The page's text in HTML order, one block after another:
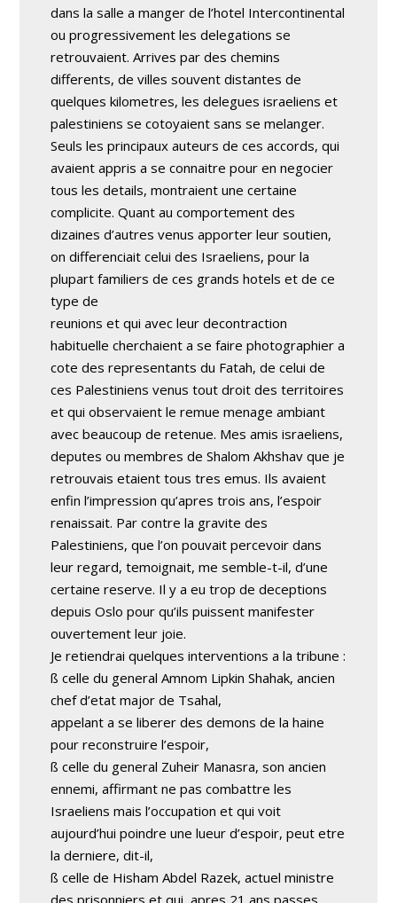
dans la salle a manger de l’hotel Intercontinental
ou progressivement les delegations se
retrouvaient. Arrives par des chemins
differents, de villes souvent distantes de
quelques kilometres, les delegues israeliens et
palestiniens se cotoyaient sans se melanger.
Seuls les principaux auteurs de ces accords, qui
avaient appris a se connaitre pour en negocier
tous les details, montraient une certaine
complicite. Quant au comportement des
dizaines d’autres venus apporter leur soutien,
on differenciait celui des Israeliens, pour la
plupart familiers de ces grands hotels et de ce
type de
reunions et qui avec leur decontraction
habituelle cherchaient a se faire photographier a
cote des representants du Fatah, de celui de
ces Palestiniens venus tout droit des territoires
et qui observaient le remue menage ambiant
avec beaucoup de retenue. Mes amis israeliens,
deputes ou membres de Shalom Akhshav que je
retrouvais etaient tous tres emus. Ils avaient
enfin l’impression qu’apres trois ans, l’espoir
renaissait. Par contre la gravite des
Palestiniens, que l’on pouvait percevoir dans
leur regard, temoignait, me semble-t-il, d’une
certaine reserve. Il y a eu trop de deceptions
depuis Oslo pour qu’ils puissent manifester
ouvertement leur joie.
Je retiendrai quelques interventions a la tribune :
ß celle du general Amnom Lipkin Shahak, ancien
chef d’etat major de Tsahal,
appelant a se liberer des demons de la haine
pour reconstruire l’espoir,
ß celle du general Zuheir Manasra, son ancien
ennemi, affirmant ne pas combattre les
Israeliens mais l’occupation et qui voit
aujourd’hui poindre une lueur d’espoir, peut etre
la derniere, dit-il,
ß celle de Hisham Abdel Razek, actuel ministre
des prisonniers et qui, apres 21 ans passes